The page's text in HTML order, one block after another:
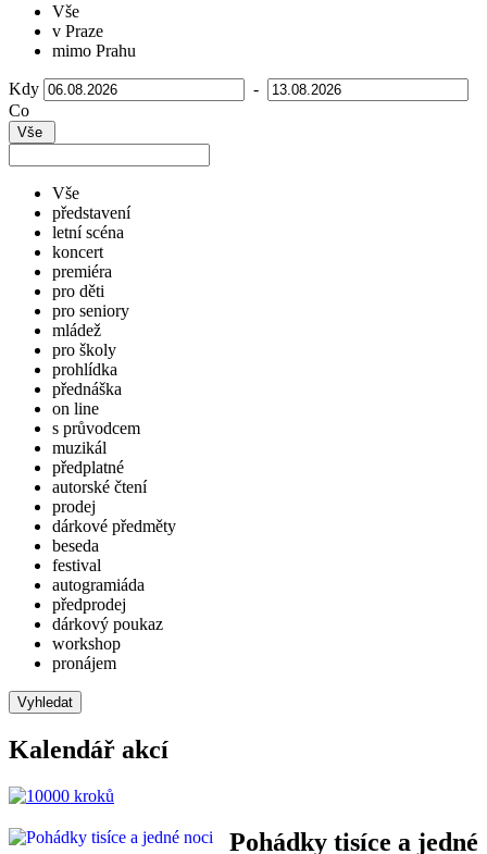
Vše
v Praze
mimo Prahu
Kdy
-
Co
Vše
Vše
představení
letní scéna
koncert
premiéra
pro děti
pro seniory
mládež
pro školy
prohlídka
přednáška
on line
s průvodcem
muzikál
předplatné
autorské čtení
prodej
dárkové předměty
beseda
festival
autogramiáda
předprodej
dárkový poukaz
workshop
pronájem
Vyhledat
Kalendář akcí
Pohádky tisíce a jedné